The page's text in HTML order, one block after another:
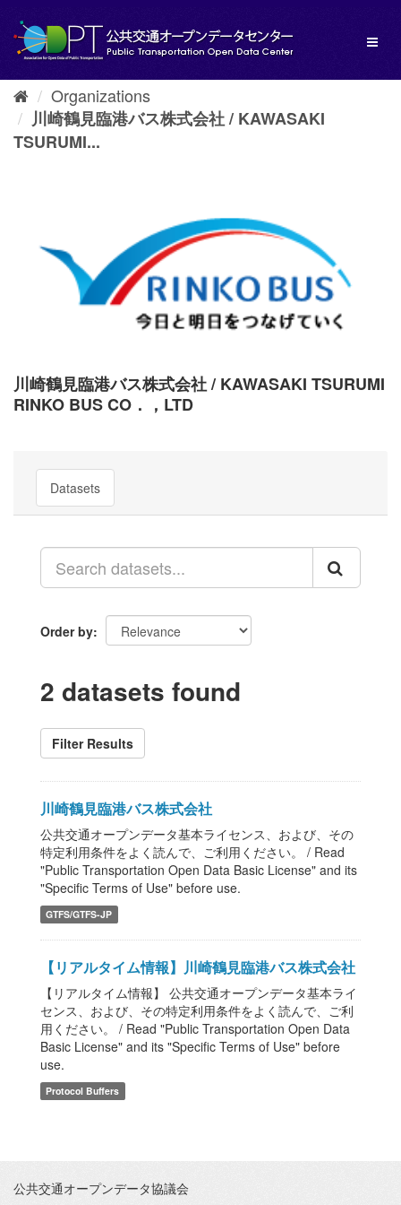
content
Organizations
川崎鶴見臨港バス株式会社 / KAWASAKI
TSURUMI...
川崎鶴見臨港バス株式会社 / KAWASAKI TSURUMI
RINKO BUS CO．，LTD
Datasets
Order by
2 datasets found
Filter Results
川崎鶴見臨港バス株式会社
公共交通オープンデータ基本ライセンス、および、その
特定利用条件をよく読んで、ご利用ください。 / Read
"Public Transportation Open Data Basic License" and its
"Specific Terms of Use" before use.
GTFS/GTFS-JP
【リアルタイム情報】川崎鶴見臨港バス株式会社
【リアルタイム情報】 公共交通オープンデータ基本ライ
センス、および、その特定利用条件をよく読んで、ご利
用ください。 / Read "Public Transportation Open Data
Basic License" and its "Specific Terms of Use" before
use.
Protocol Buffers
公共交通オープンデータ協議会